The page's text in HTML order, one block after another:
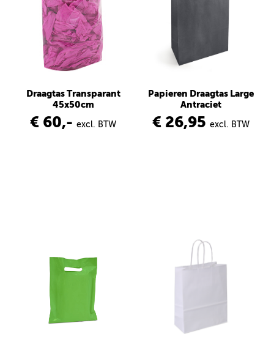
Draagtas Transparant
45x50cm
€ 60,- excl. BTW
Papieren Draagtas Large
Antraciet
€ 26,95 excl. BTW